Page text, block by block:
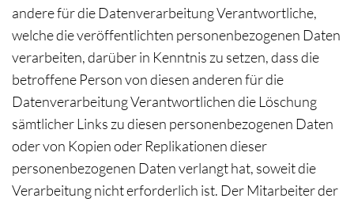
andere für die Datenverarbeitung Verantwortliche,
welche die veröffentlichten personenbezogenen Daten
verarbeiten, darüber in Kenntnis zu setzen, dass die
betroffene Person von diesen anderen für die
Datenverarbeitung Verantwortlichen die Löschung
sämtlicher Links zu diesen personenbezogenen Daten
oder von Kopien oder Replikationen dieser
personenbezogenen Daten verlangt hat, soweit die
Verarbeitung nicht erforderlich ist. Der Mitarbeiter der